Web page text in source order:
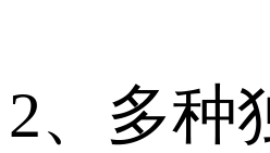
2、多种